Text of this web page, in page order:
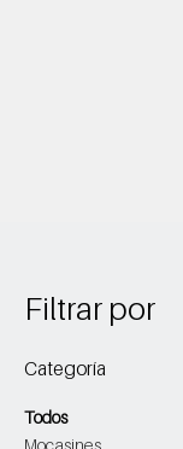
Filtrar por
Categoría
Todos
Mocasines